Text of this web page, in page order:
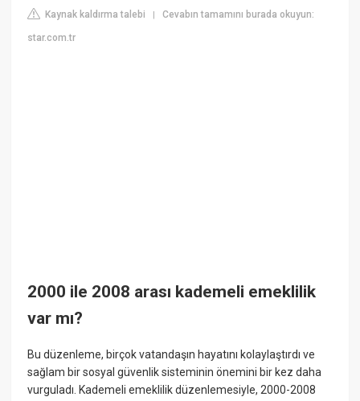
Kaynak kaldırma talebi |Cevabın tamamını burada okuyun:
star.com.tr
2000 ile 2008 arası kademeli emeklilik
var mı?
Bu düzenleme, birçok vatandaşın hayatını kolaylaştırdı ve
sağlam bir sosyal güvenlik sisteminin önemini bir kez daha
vurguladı. Kademeli emeklilik düzenlemesiyle, 2000-2008